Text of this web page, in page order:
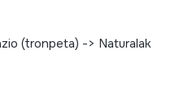
(tronpeta) -> Naturalak